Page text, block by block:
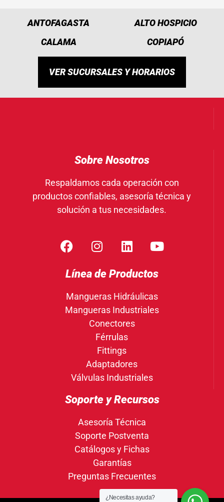
ANTOFAGASTA
ALTO HOSPICIO
CALAMA
COPIAPÓ
VER SUCURSALES Y HORARIOS
Sobre Nosotros
Respaldamos cada operación con
productos confiables, asesoría técnica y
solución a tus necesidades.
Línea de Productos
Mangueras Hidráulicas
Mangueras Industriales
Conectores
Férrulas
Fittings
Adaptadores
Válvulas Industriales
Soporte y Recursos
Asesoría Técnica
Soporte Postventa
Catálogos y Fichas
Garantías
Preguntas Frecuentes
¿Necesitas ayuda?